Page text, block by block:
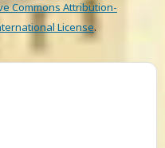
Commons Attribution-
License.